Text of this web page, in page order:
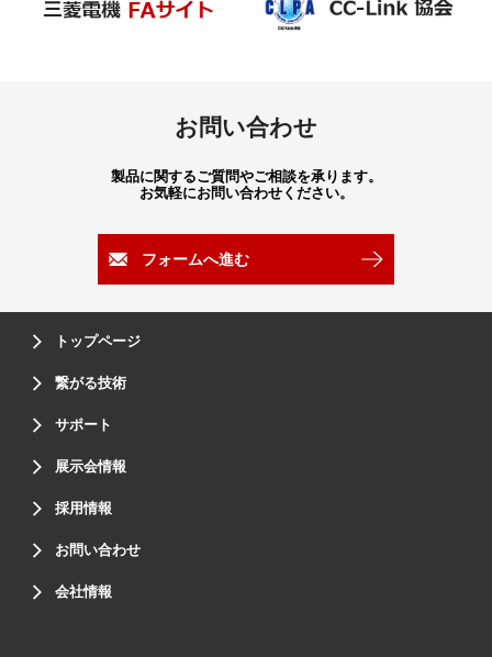
お問い合わせ
製品に関するご質問やご相談を承ります。
お気軽にお問い合わせください。
フォームへ進む
トップページ
繋がる技術
サポート
展示会情報
採用情報
お問い合わせ
会社情報